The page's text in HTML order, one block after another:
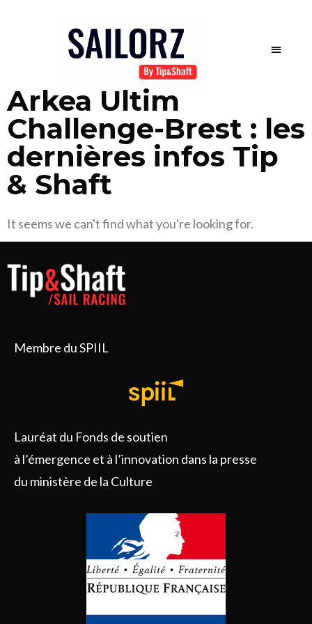
Arkea Ultim
Challenge-Brest : les
dernières infos Tip
& Shaft
It seems we can't find what you're looking for.
Membre du SPIIL
Lauréat du Fonds de soutien
à l’émergence et à l’innovation dans la presse
du ministère de la Culture